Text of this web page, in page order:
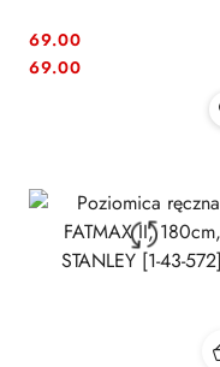
Cena:
69.00
Cena:
69.00